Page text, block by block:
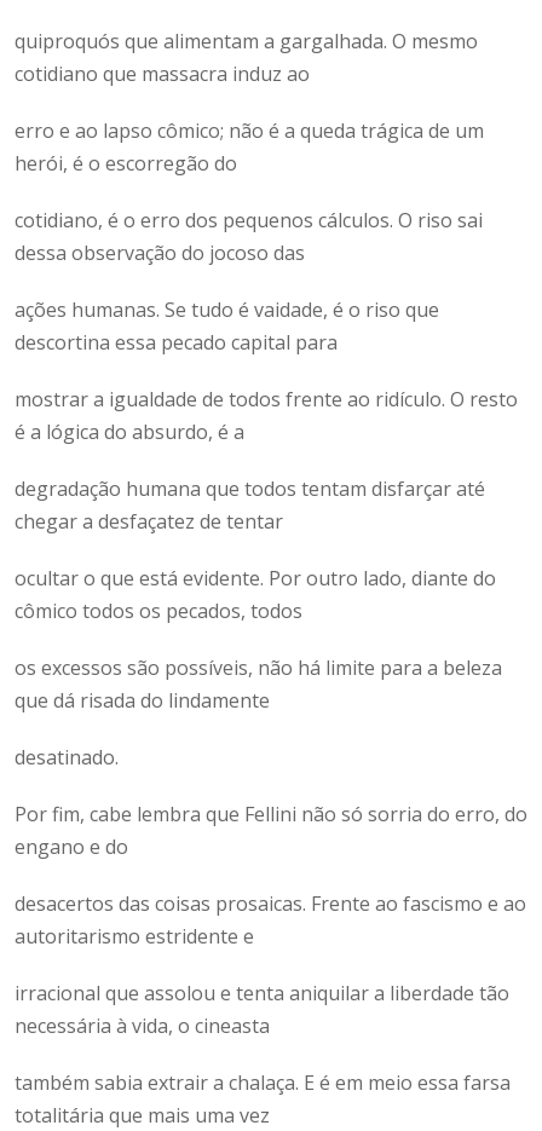
quiproquós que alimentam a gargalhada. O mesmo
cotidiano que massacra induz ao
erro e ao lapso cômico; não é a queda trágica de um
herói, é o escorregão do
cotidiano, é o erro dos pequenos cálculos. O riso sai
dessa observação do jocoso das
ações humanas. Se tudo é vaidade, é o riso que
descortina essa pecado capital para
mostrar a igualdade de todos frente ao ridículo. O resto
é a lógica do absurdo, é a
degradação humana que todos tentam disfarçar até
chegar a desfaçatez de tentar
ocultar o que está evidente. Por outro lado, diante do
cômico todos os pecados, todos
os excessos são possíveis, não há limite para a beleza
que dá risada do lindamente
desatinado.
Por fim, cabe lembra que Fellini não só sorria do erro, do
engano e do
desacertos das coisas prosaicas. Frente ao fascismo e ao
autoritarismo estridente e
irracional que assolou e tenta aniquilar a liberdade tão
necessária à vida, o cineasta
também sabia extrair a chalaça. E é em meio essa farsa
totalitária que mais uma vez